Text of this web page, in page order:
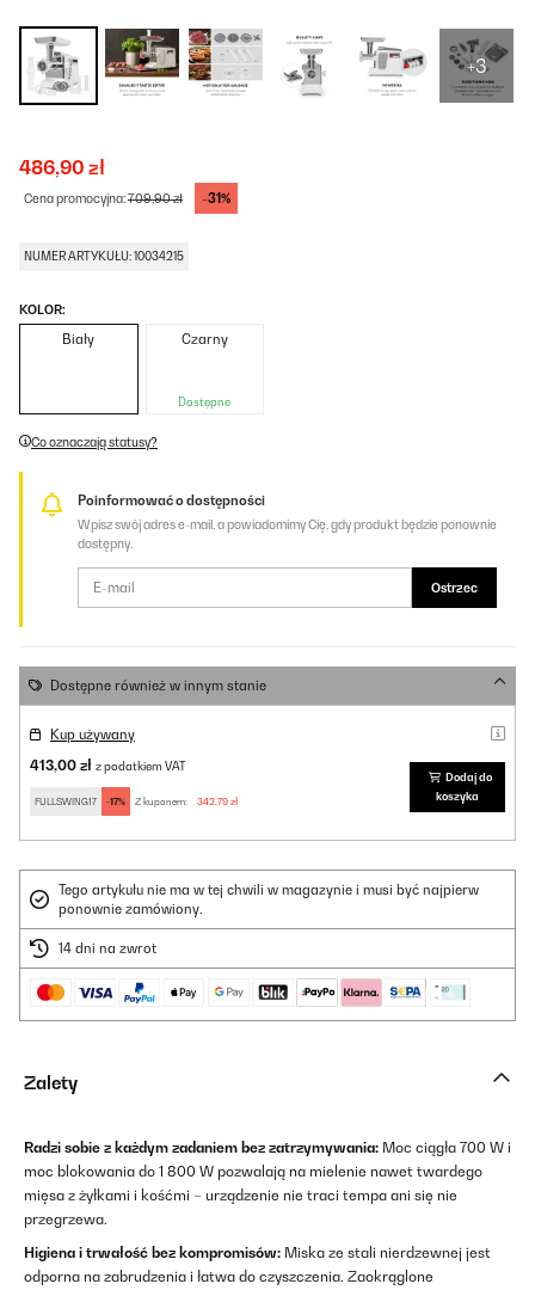
+3
486,90 zł
Cena promocyjna:709,90 zł -31%
NUMER ARTYKUŁU: 10034215
KOLOR:
Biały Czarny
Dostępne
Co oznaczają statusy?
Poinformować o dostępności
Wpisz swój adres e-mail, a powiadomimy Cię, gdy produkt będzie ponownie
dostępny.
Ostrzec
Dostępne również w innym stanie
Kup używany
413,00 zł z podatkiem VAT
FULLSWING17 -17% Z kuponem: 342,79 zł
Dodaj do
koszyka
Tego artykułu nie ma w tej chwili w magazynie i musi być najpierw
ponownie zamówiony.
14 dni na zwrot
Zalety
Radzi sobie z każdym zadaniem bez zatrzymywania: Moc ciągła 700 W i
moc blokowania do 1 800 W pozwalają na mielenie nawet twardego
mięsa z żyłkami i kośćmi – urządzenie nie traci tempa ani się nie
przegrzewa.
Higiena i trwałość bez kompromisów: Miska ze stali nierdzewnej jest
odporna na zabrudzenia i łatwa do czyszczenia. Zaokrąglone